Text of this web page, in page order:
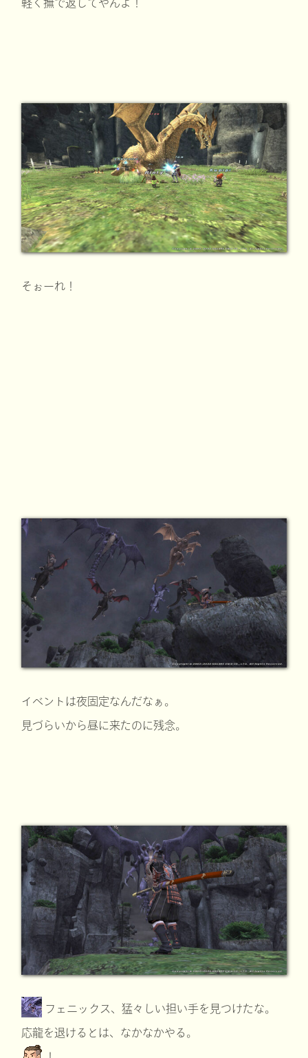
軽く撫で返してやんよ！
そぉーれ！
イベントは夜固定なんだなぁ。
見づらいから昼に来たのに残念。
フェニックス、猛々しい担い手を見つけたな。
応龍を退けるとは、なかなかやる。